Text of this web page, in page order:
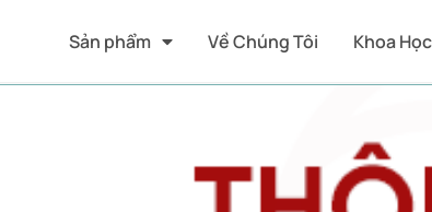
Sản phẩm Về Chúng Tôi Khoa